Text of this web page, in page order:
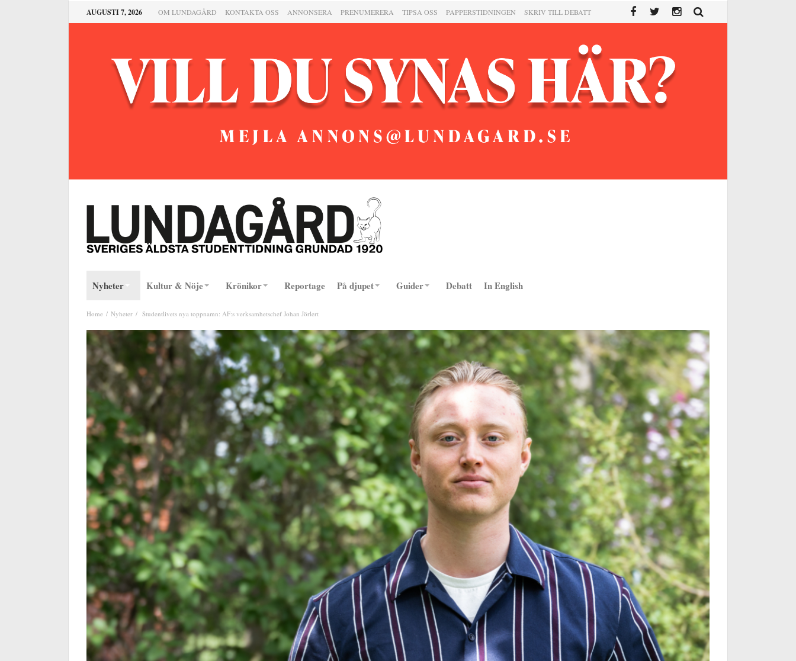
AUGUSTI 7, 2026 OM LUNDAGÅRD KONTAKTA OSS ANNONSERA PRENUMERERA TIPSA OSS PAPPERSTIDNINGEN SKRIV TILL DEBATT
Nyheter Kultur & Nöje Krönikor Reportage På djupet Guider Debatt In English
Home Nyheter Studentlivets nya toppnamn: AF:s verksamhetschef Johan Jörlert